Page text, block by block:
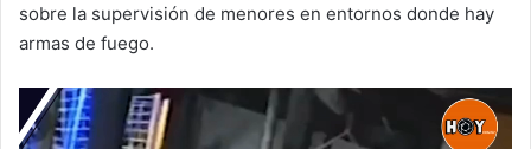
sobre la supervisión de menores en entornos donde hay
armas de fuego.